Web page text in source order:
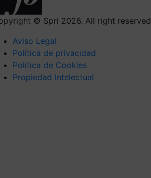
© Spri 2026. All right reserved
Aviso Legal
Política de privacidad
Política de Cookies
Propiedad Intelectual